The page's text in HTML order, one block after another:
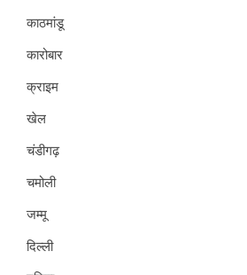
काठमांडू
कारोबार
क्राइम
खेल
चंडीगढ़
चमोली
जम्मू
दिल्ली